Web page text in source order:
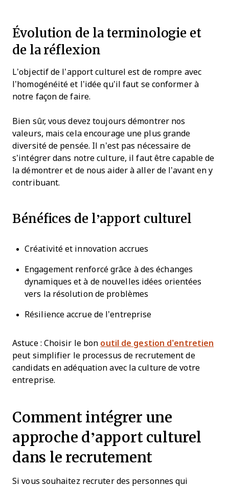
Évolution de la terminologie et
de la réflexion
L’objectif de l’apport culturel est de rompre avec
l’homogénéité et l’idée qu’il faut se conformer à
notre façon de faire.
Bien sûr, vous devez toujours démontrer nos
valeurs, mais cela encourage une plus grande
diversité de pensée. Il n’est pas nécessaire de
s’intégrer dans notre culture, il faut être capable de
la démontrer et de nous aider à aller de l’avant en y
contribuant.
Bénéfices de l’apport culturel
Créativité et innovation accrues
Engagement renforcé grâce à des échanges
dynamiques et à de nouvelles idées orientées
vers la résolution de problèmes
Résilience accrue de l’entreprise
Astuce : Choisir le bon outil de gestion d’entretien
peut simplifier le processus de recrutement de
candidats en adéquation avec la culture de votre
entreprise.
Comment intégrer une
approche d’apport culturel
dans le recrutement
Si vous souhaitez recruter des personnes qui